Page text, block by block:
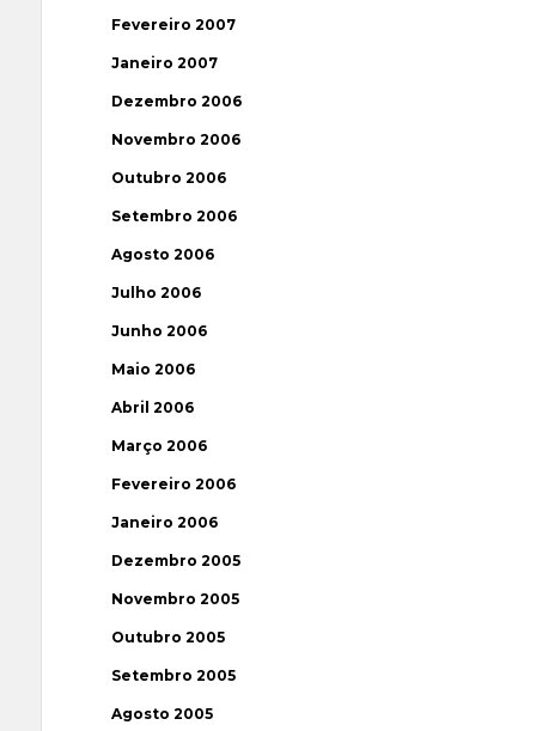
Fevereiro 2007
Janeiro 2007
Dezembro 2006
Novembro 2006
Outubro 2006
Setembro 2006
Agosto 2006
Julho 2006
Junho 2006
Maio 2006
Abril 2006
Março 2006
Fevereiro 2006
Janeiro 2006
Dezembro 2005
Novembro 2005
Outubro 2005
Setembro 2005
Agosto 2005